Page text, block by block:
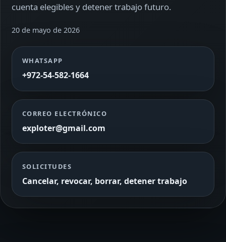
cuenta elegibles y detener trabajo futuro.
20 de mayo de 2026
WHATSAPP
+972-54-582-1664
CORREO ELECTRÓNICO
exploter@gmail.com
SOLICITUDES
Cancelar, revocar, borrar, detener trabajo